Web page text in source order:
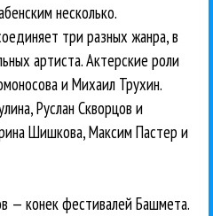
несколько.
три разных жанра, в
артиста. Актерские роли
и Михаил Трухин.
Руслан Скворцов и
Шишкова, Максим Пастер и
— конек фестивалей Башмета.